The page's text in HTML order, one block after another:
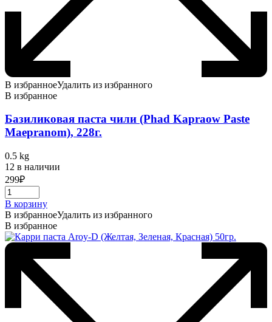
В избранноеУдалить из избранного
В избранное
Базиликовая паста чили (Phad Kapraow Paste
Maepranom), 228г.
0.5 kg
12 в наличии
299₽
В корзину
В избранноеУдалить из избранного
В избранное